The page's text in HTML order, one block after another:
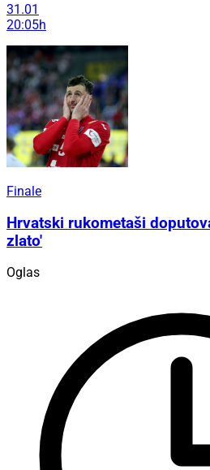
31.01
20:05h
Finale
Hrvatski rukometaši
zlato'
Oglas